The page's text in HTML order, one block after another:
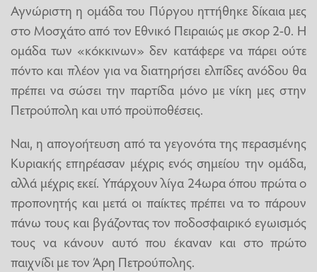
Αγνώριστη η ομάδα του Πύργου ηττήθηκε δίκαια μες
στο Μοσχάτο από τον Εθνικό Πειραιώς με σκορ 2-0. Η
ομάδα των «κόκκινων» δεν κατάφερε να πάρει ούτε
πόντο και πλέον για να διατηρήσει ελπίδες ανόδου θα
πρέπει να σώσει την παρτίδα μόνο με νίκη μες στην
Πετρούπολη και υπό προϋποθέσεις.
Ναι, η απογοήτευση από τα γεγονότα της περασμένης
Κυριακής επηρέασαν μέχρις ενός σημείου την ομάδα,
αλλά μέχρις εκεί. Υπάρχουν λίγα 24ωρα όπου πρώτα ο
προπονητής και μετά οι παίκτες πρέπει να το πάρουν
πάνω τους και βγάζοντας τον ποδοσφαιρικό εγωισμός
τους να κάνουν αυτό που έκαναν και στο πρώτο
παιχνίδι με τον Άρη Πετρούπολης.